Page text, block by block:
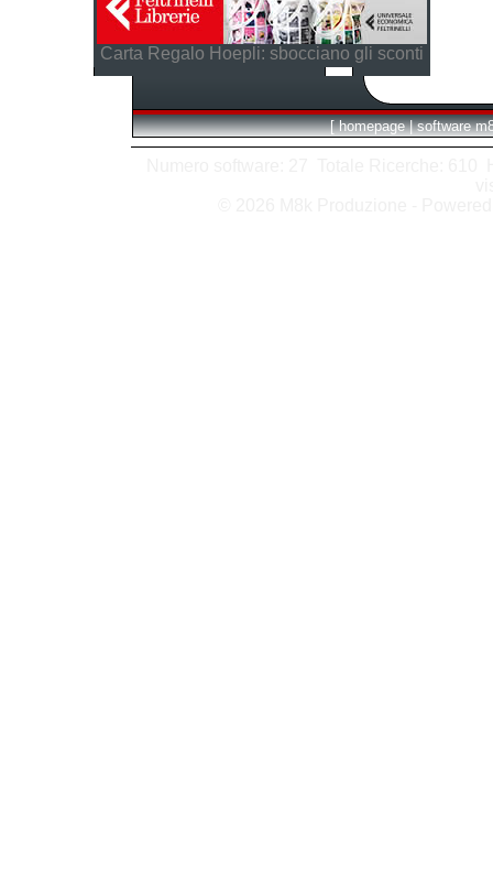
Carta Regalo Hoepli: sbocciano gli sconti
[ homepage | software